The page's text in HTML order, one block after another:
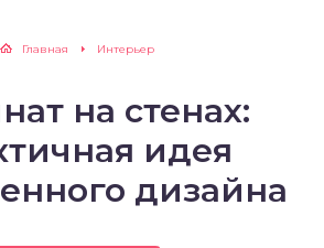
Главная Интерьер
на стенах:
идея
дизайна